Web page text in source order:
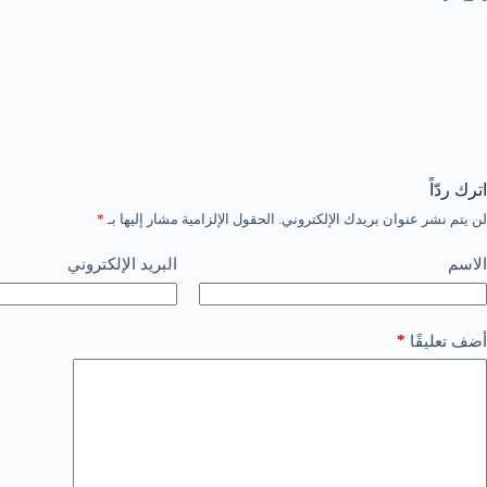
اترك ردّاً
لن يتم نشر عنوان بريدك الإلكتروني. الحقول الإلزامية مشار إليها بـ *
الاسم البريد الإلكتروني
أضف تعليقًا *